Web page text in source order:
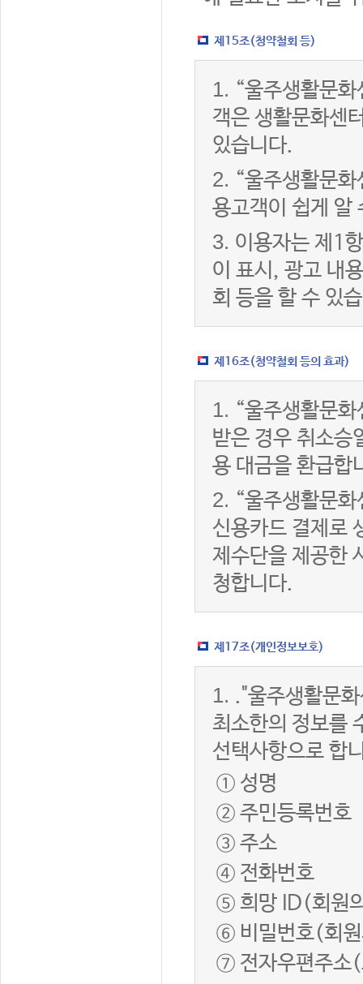
제15조(청약철회 등)
1. “울주생활문
객은 생활문화센
있습니다.
2. “울주생활문
용고객이 쉽게 알
3. 이용자는 제1
이 표시, 광고 내
회 등을 할 수 있
제16조(청약철회 등의 효과)
1. “울주생활문
받은 경우 취소승
용 대금을 환급합
2. “울주생활문
신용카드 결제로
제수단을 제공한
청합니다.
제17조(개인정보보호)
1. ."울주생활문
최소한의 정보를
선택사항으로 합
① 성명
② 주민등록번호
③ 주소
④ 전화번호
⑤ 희망 ID(회원
⑥ 비밀번호(회
⑦ 전자우편주소